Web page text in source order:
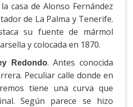
casa de Alonso Fernández
de La Palma y Tenerife.
su fuente de mármol
y colocada en 1870.
Redondo. Antes conocida
Peculiar calle donde en
tiene una curva que
Según parece se hizo